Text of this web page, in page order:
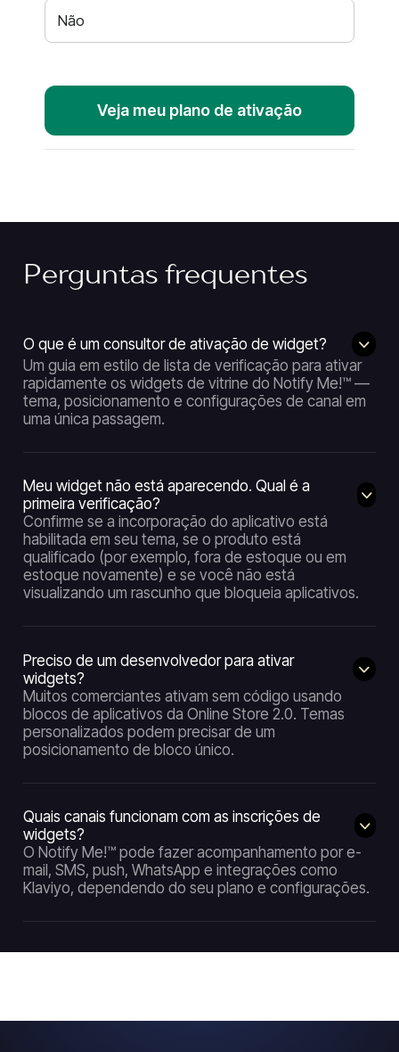
Não
Veja meu plano de ativação
Perguntas frequentes
O que é um consultor de ativação de widget?
Um guia em estilo de lista de verificação para ativar
rapidamente os widgets de vitrine do Notify Me!™ —
tema, posicionamento e configurações de canal em
uma única passagem.
Meu widget não está aparecendo. Qual é a
primeira verificação?
Confirme se a incorporação do aplicativo está
habilitada em seu tema, se o produto está
qualificado (por exemplo, fora de estoque ou em
estoque novamente) e se você não está
visualizando um rascunho que bloqueia aplicativos.
Preciso de um desenvolvedor para ativar
widgets?
Muitos comerciantes ativam sem código usando
blocos de aplicativos da Online Store 2.0. Temas
personalizados podem precisar de um
posicionamento de bloco único.
Quais canais funcionam com as inscrições de
widgets?
O Notify Me!™ pode fazer acompanhamento por e-
mail, SMS, push, WhatsApp e integrações como
Klaviyo, dependendo do seu plano e configurações.